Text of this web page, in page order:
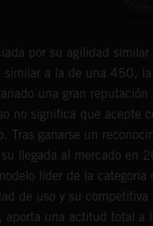
por su agilidad
similar a la de una 450,
una gran reputación
no significa que acepte
Tras ganarse un
llegada al mercado en
líder de la categoría
de uso y su competitiva
aporta una actitud total a